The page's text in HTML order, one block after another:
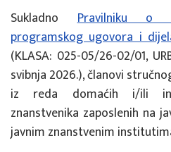
SukladnoPravilniku o
programskog ugovora i
(KLASA: 025-05/26-02/01,
svibnja 2026.), članovi
iz reda domaćih i/ili
znanstvenika zaposlenih na
javnim znanstvenim